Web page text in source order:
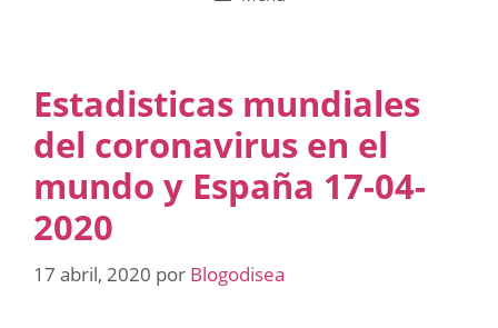
Estadisticas mundiales
del coronavirus en el
mundo y España 17-04-
2020
17 abril, 2020 por Blogodisea